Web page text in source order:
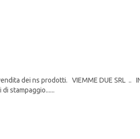
dei ns prodotti. VIEMME DUE SRL ..
stampaggio......